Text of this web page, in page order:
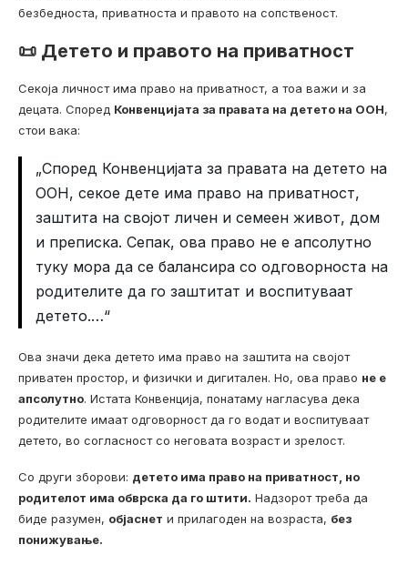
безбедноста, приватноста и правото на сопственост.
📜 Детето и правото на приватност
Секоја личност има право на приватност, а тоа важи и за
децата. Според Конвенцијата за правата на детето на ООН,
стои вака:
„Според Конвенцијата за правата на детето на
ООН, секое дете има право на приватност,
заштита на својот личен и семеен живот, дом
и преписка. Сепак, ова право не е апсолутно
туку мора да се балансира со одговорноста на
родителите да го заштитат и воспитуваат
детето.…“
Ова значи дека детето има право на заштита на својот
приватен простор, и физички и дигитален. Но, ова право не е
апсолутно. Истата Конвенција, понатаму нагласува дека
родителите имаат одговорност да го водат и воспитуваат
детето, во согласност со неговата возраст и зрелост.
Со други зборови: детето има право на приватност, но
родителот има обврска да го штити. Надзорот треба да
биде разумен, објаснет и прилагоден на возраста, без
понижување.